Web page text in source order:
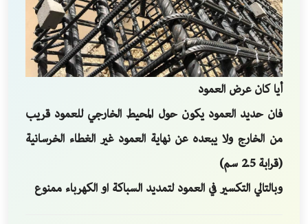
أيا كان عرض العمود
‏فان حديد العمود يكون حول المحيط الخارجي للعمود قريب
من الخارج ولا يبعده عن نهاية العمود غير الغطاء الخرسانية
(قرابة 2.5 سم)
‏وبالتالي التكسير في العمود لتمديد السباكة او الكهرباء ممنوع